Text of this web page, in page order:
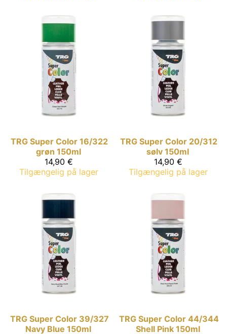
TRG Super Color 16/322
grøn 150ml
14,90 €
Tilgængelig på lager
TRG Super Color 20/312
sølv 150ml
14,90 €
Tilgængelig på lager
TRG Super Color 39/327
Navy Blue 150ml
TRG Super Color 44/344
Shell Pink 150ml